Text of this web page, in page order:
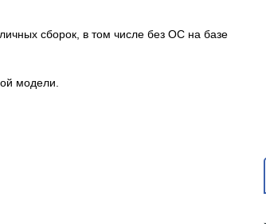
сборок, в том числе без ОС на базе
модели.